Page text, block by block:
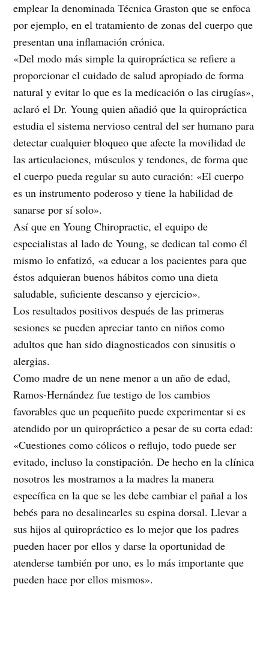
emplear la denominada Técnica Graston que se enfoca
por ejemplo, en el tratamiento de zonas del cuerpo que
presentan una inflamación crónica.
«Del modo más simple la quiropráctica se refiere a
proporcionar el cuidado de salud apropiado de forma
natural y evitar lo que es la medicación o las cirugías»,
aclaró el Dr. Young quien añadió que la quiropráctica
estudia el sistema nervioso central del ser humano para
detectar cualquier bloqueo que afecte la movilidad de
las articulaciones, músculos y tendones, de forma que
el cuerpo pueda regular su auto curación: «El cuerpo
es un instrumento poderoso y tiene la habilidad de
sanarse por sí solo».
Así que en Young Chiropractic, el equipo de
especialistas al lado de Young, se dedican tal como él
mismo lo enfatizó, «a educar a los pacientes para que
éstos adquieran buenos hábitos como una dieta
saludable, suficiente descanso y ejercicio».
Los resultados positivos después de las primeras
sesiones se pueden apreciar tanto en niños como
adultos que han sido diagnosticados con sinusitis o
alergias.
Como madre de un nene menor a un año de edad,
Ramos-Hernández fue testigo de los cambios
favorables que un pequeñito puede experimentar si es
atendido por un quiropráctico a pesar de su corta edad:
«Cuestiones como cólicos o reflujo, todo puede ser
evitado, incluso la constipación. De hecho en la clínica
nosotros les mostramos a la madres la manera
específica en la que se les debe cambiar el pañal a los
bebés para no desalinearles su espina dorsal. Llevar a
sus hijos al quiropráctico es lo mejor que los padres
pueden hacer por ellos y darse la oportunidad de
atenderse también por uno, es lo más importante que
pueden hace por ellos mismos».